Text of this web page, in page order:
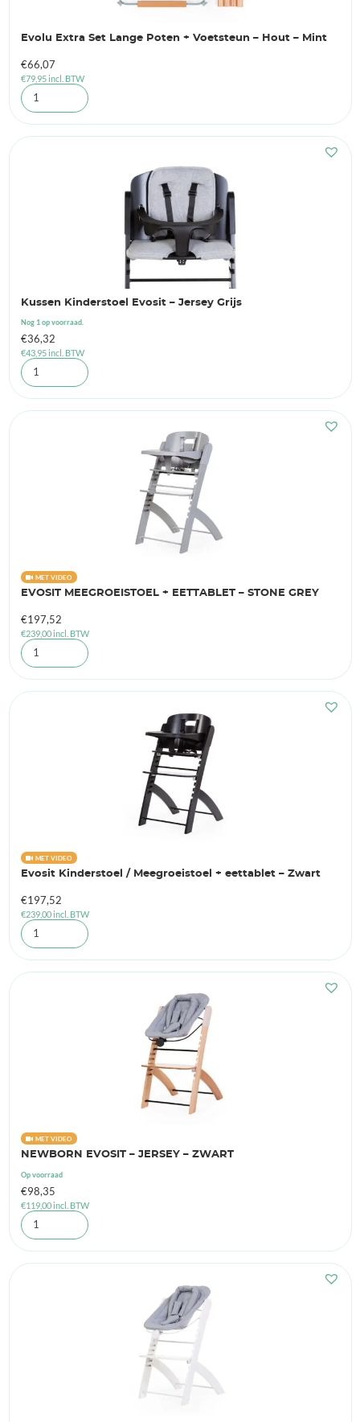
Evolu Extra Set Lange Poten + Voetsteun – Hout – Mint
€66,07
€79,95incl. BTW
Kussen Kinderstoel Evosit – Jersey Grijs
Nog 1 op voorraad.
€36,32
€43,95incl. BTW
MET VIDEO
EVOSIT MEEGROEISTOEL + EETTABLET – STONE GREY
€197,52
€239,00incl. BTW
MET VIDEO
Evosit Kinderstoel / Meegroeistoel + eettablet – Zwart
€197,52
€239,00incl. BTW
MET VIDEO
NEWBORN EVOSIT – JERSEY – ZWART
Op voorraad
€98,35
€119,00incl. BTW